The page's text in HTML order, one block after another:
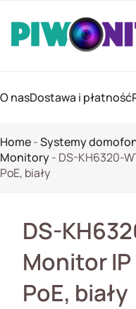
O nasDostawa i płatność
Home-Systemy
Monitory- DS-KH6320-
PoE, biały
DS-
Monitor IP
PoE, biały